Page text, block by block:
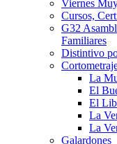
Viernes
Cursos,
G32
Familiares
Distintivo
La
El
El
La
La
Galardones